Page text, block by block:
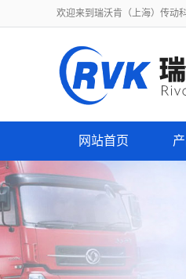
欢迎来到瑞沃肯（上海）传动
网站首页